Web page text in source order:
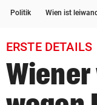
bookmark
Suchbegriff
Politik Wien ist leiwand
ERSTE DETAILS